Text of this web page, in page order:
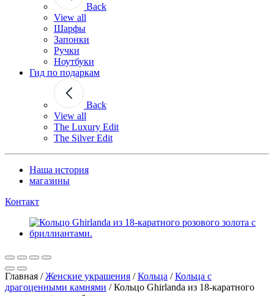
Back
View all
Шарфы
Запонки
Ручки
Ноутбуки
Гид по подаркам
Back
View all
The Luxury Edit
The Silver Edit
Наша история
магазины
Контакт
Главная /Женские украшения /Кольца /Кольца с
драгоценными камнями /Кольцо Ghirlanda из 18-каратного